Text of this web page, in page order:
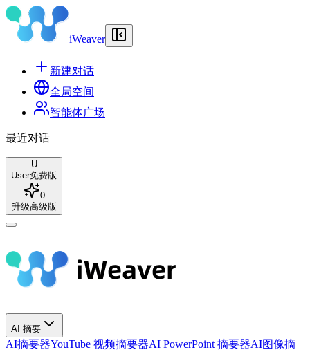
iWeaver
新建对话
全局空间
智能体广场
最近对话
U
User免费版
0
升级高级版
AI 摘要
AI摘要器YouTube 视频摘要器AI PowerPoint 摘要器AI图像摘